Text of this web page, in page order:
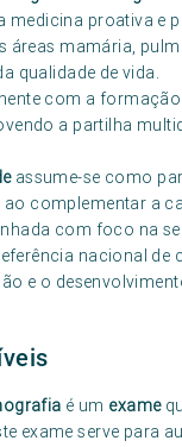
medicina proativa e
áreas mamária,
qualidade de vida.
com a
a partilha
assume-se como
complementar a
com foco na
nacional de
e o
é um exame
exame serve para